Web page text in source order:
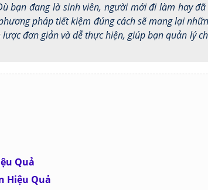
bạn đang là sinh viên, người mới đi làm hay
pháp tiết kiệm đúng cách sẽ mang lại
đơn giản và dễ thực hiện, giúp bạn quản lý
Quả
Hiệu Quả